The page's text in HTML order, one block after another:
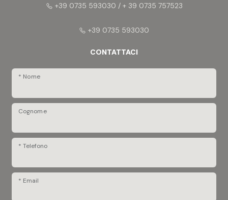
+39 0735 593030 / + 39 0735 757523
+39 0735 593030
CONTATTACI
* Nome
Cognome
* Telefono
* Email